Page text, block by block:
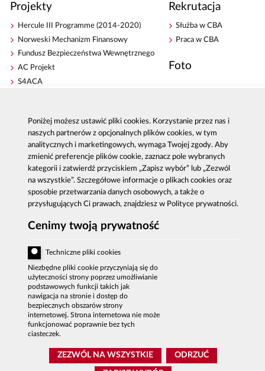
Projekty
Hercule III Programme (2014-2020)
Norweski Mechanizm Finansowy
Fundusz Bezpieczeństwa Wewnętrznego
AC Projekt
S4ACA
Rekrutacja
Służba w CBA
Praca w CBA
Foto
Publikacje
Strategie antykorupcyjne
Platforma e-learningowa
Centrala CBA w Warszawie
Delegatury CBA
Zgłoś korupcję
Dla mediów
Sygnaliści - zgłoszenia zewnętrzne
Zgłoszenie korupcji: 800 808 808, email:
fax: 22 437 2297, tel.: 22 437 2222, email:
bip@cba.gov.pl
DEKLARACJA DOSTĘPNOŚCI
MAPA SERWISU
POLITYKA PRYWATNOŚCI
Poniżej możesz ustawić pliki cookies. Korzystanie przez nas i
naszych partnerów z opcjonalnych plików cookies, w tym
analitycznych i marketingowych, wymaga Twojej zgody. Aby
zmienić preferencje plików cookie, zaznacz pole wybranych
kategorii i zatwierdź przyciskiem „Zapisz wybór” lub „Zezwól
na wszystkie”. Szczegółowe informacje o plikach cookies oraz
sposobie przetwarzania danych osobowych, a także o
przysługujących Ci prawach, znajdziesz w Polityce prywatności.
Cenimy twoją prywatność
Techniczne pliki cookies
Niezbędne pliki cookie przyczyniają się do
użyteczności strony poprzez umożliwianie
podstawowych funkcji takich jak
nawigacja na stronie i dostęp do
bezpiecznych obszarów strony
internetowej. Strona internetowa nie może
funkcjonować poprawnie bez tych
ciasteczek.